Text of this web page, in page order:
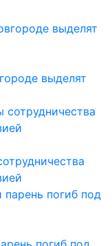
выделят